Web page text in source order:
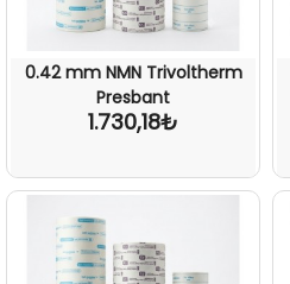
0.42 mm NMN Trivoltherm
Presbant
1.730,18₺